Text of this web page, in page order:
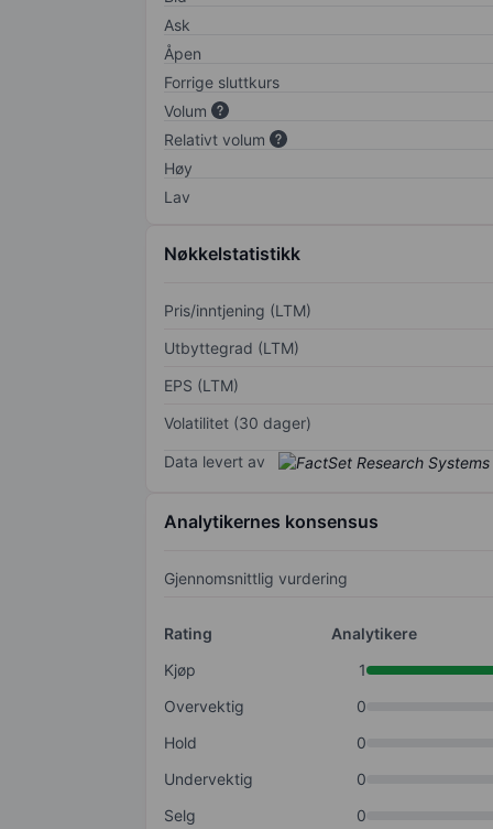
Ask
Åpen
Forrige sluttkurs
Volum
Relativt volum
Høy
Lav
Nøkkelstatistikk
Pris/inntjening (LTM)
Utbyttegrad (LTM)
EPS (LTM)
Volatilitet (30 dager)
Data levert av
Analytikernes konsensus
Gjennomsnittlig vurdering
Rating
Analytikere
Kjøp
1
Overvektig
0
Hold
0
Undervektig
0
Selg
0